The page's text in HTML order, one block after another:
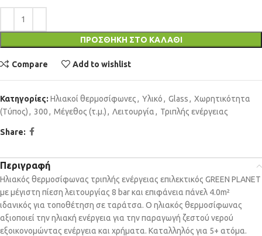
ΠΡΟΣΘΉΚΗ ΣΤΟ ΚΑΛΆΘΙ
Compare Add to wishlist
Κατηγορίες: Ηλιακοί θερμοσίφωνες, Υλικό, Glass, Χωρητικότητα
(Τύπος), 300, Μέγεθος (τ.μ.), Λειτουργία, Τριπλής ενέργειας
Share:
Περιγραφή
Ηλιακός θερμοσίφωνας τριπλής ενέργειας επιλεκτικός GREEN PLANET
με μέγιστη πίεση λειτουργίας 8 bar και επιφάνεια πάνελ 4.0m²
ιδανικός για τοποθέτηση σε ταράτσα. Ο ηλιακός θερμοσίφωνας
αξιοποιεί την ηλιακή ενέργεια για την παραγωγή ζεστού νερού
εξοικονομώντας ενέργεια και χρήματα. Καταλληλός για 5+ ατόμα.